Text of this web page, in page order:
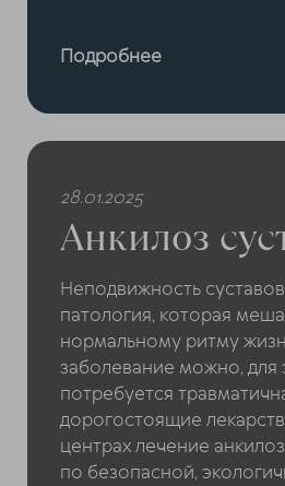
Подробнее
28.01.2025
Анкилоз
Неподвижность
патология, которая
нормальному ритму
заболевание можно, для
потребуется
дорогостоящие
центрах лечение
по безопасной,